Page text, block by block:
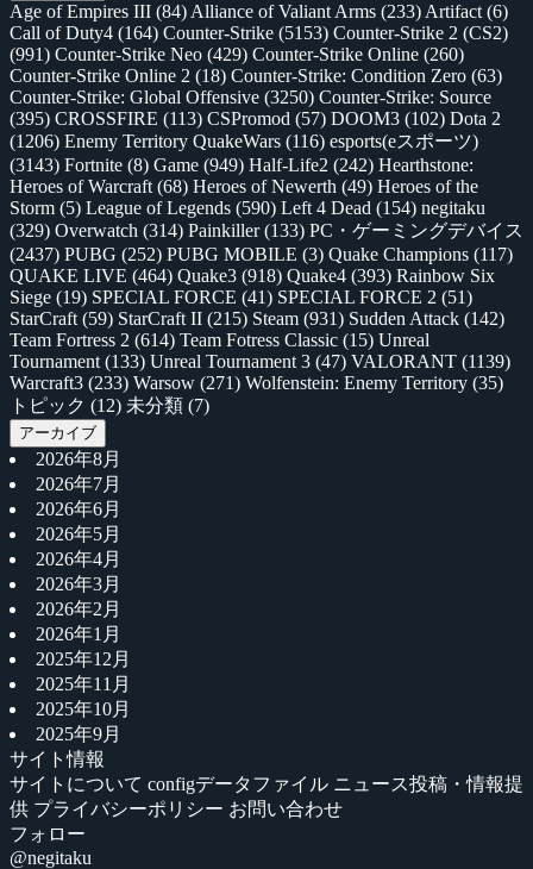
Age of Empires III (84) Alliance of Valiant Arms (233) Artifact (6)
Call of Duty4 (164) Counter-Strike (5153) Counter-Strike 2 (CS2)
(991) Counter-Strike Neo (429) Counter-Strike Online (260)
Counter-Strike Online 2 (18) Counter-Strike: Condition Zero (63)
Counter-Strike: Global Offensive (3250) Counter-Strike: Source
(395) CROSSFIRE (113) CSPromod (57) DOOM3 (102) Dota 2
(1206) Enemy Territory QuakeWars (116) esports(eスポーツ)
(3143) Fortnite (8) Game (949) Half-Life2 (242) Hearthstone:
Heroes of Warcraft (68) Heroes of Newerth (49) Heroes of the
Storm (5) League of Legends (590) Left 4 Dead (154) negitaku
(329) Overwatch (314) Painkiller(133) PC・ゲーミングデバイス
(2437) PUBG (252) PUBG MOBILE (3) Quake Champions (117)
QUAKE LIVE (464) Quake3 (918) Quake4 (393) Rainbow Six
Siege (19) SPECIAL FORCE (41) SPECIAL FORCE 2 (51)
StarCraft (59) StarCraft II (215) Steam (931) Sudden Attack (142)
Team Fortress 2 (614) Team Fotress Classic (15) Unreal
Tournament (133) Unreal Tournament 3 (47) VALORANT (1139)
Warcraft3 (233) Warsow (271) Wolfenstein: Enemy Territory (35)
トピック (12) 未分類 (7)
アーカイブ
2026年8月
2026年7月
2026年6月
2026年5月
2026年4月
2026年3月
2026年2月
2026年1月
2025年12月
2025年11月
2025年10月
2025年9月
サイト情報
サイトについて configデータファイル ニュース投稿・情報提
供 プライバシーポリシー お問い合わせ
フォロー
@negitaku